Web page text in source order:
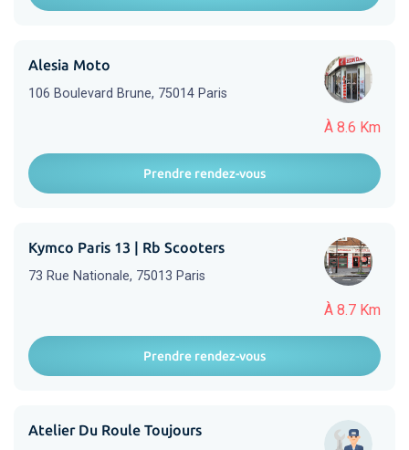
À 8.6 Km
Alesia Moto
106 Boulevard Brune, 75014 Paris
Prendre rendez-vous
À 8.7 Km
Kymco Paris 13 | Rb Scooters
73 Rue Nationale, 75013 Paris
Prendre rendez-vous
Atelier Du Roule Toujours